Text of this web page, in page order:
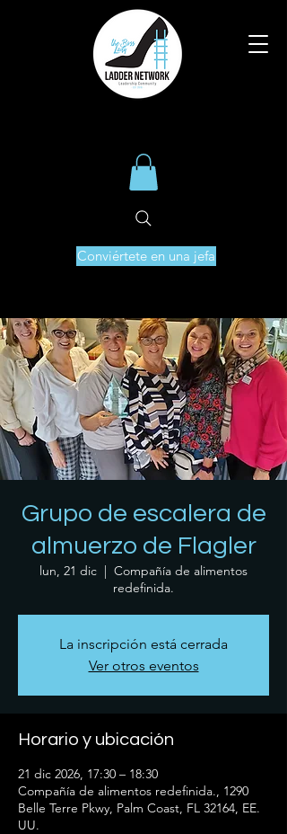
Conviértete en una jefa
Grupo de escalera de
almuerzo de Flagler
lun, 21 dic
  |
Compañía de alimentos
redefinida.
La inscripción está cerrada
Ver otros eventos
Horario y ubicación
21 dic 2026, 17:30 – 18:30
Compañía de alimentos redefinida., 1290
Belle Terre Pkwy, Palm Coast, FL 32164, EE.
UU.